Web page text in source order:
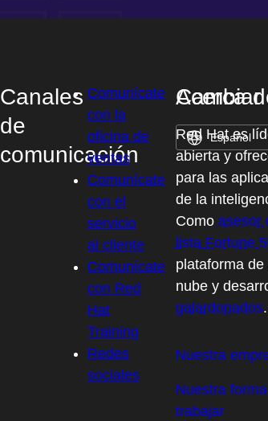
Canales
de
comunicación
Comunícate
con la
oficina de
ventas
Comunícate
con el
servicio
al cliente
Comunícate
con Red
Hat
Training
Redes
sociales
Acerca
Red Hat es
abierta y
para las
de la
Como asesor
lista Fortune
plataforma
nube y
galardonados.
Nuestra
Nuestra
trabajar
Cambiar